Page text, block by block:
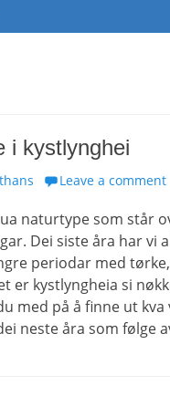
i kystlynghei
Leave a comment
naturtype som står
Dei siste åra har vi
periodar med
er kystlyngheia si
med på å finne ut kva
neste åra som følge